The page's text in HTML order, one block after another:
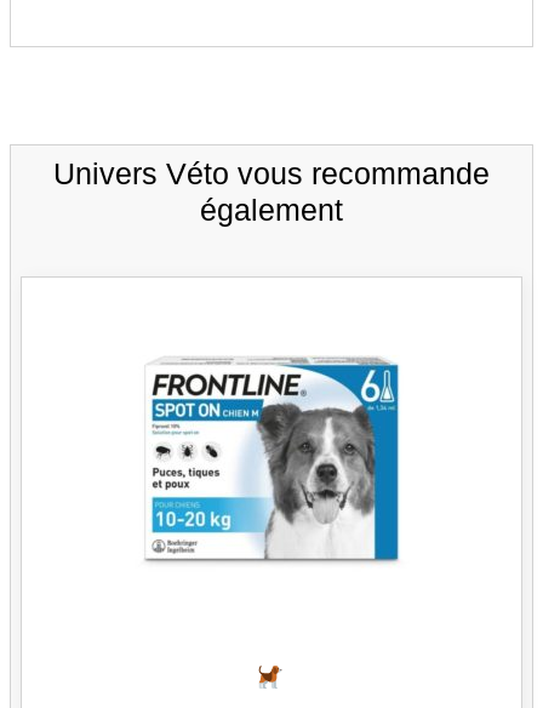
Univers Véto vous recommande
également